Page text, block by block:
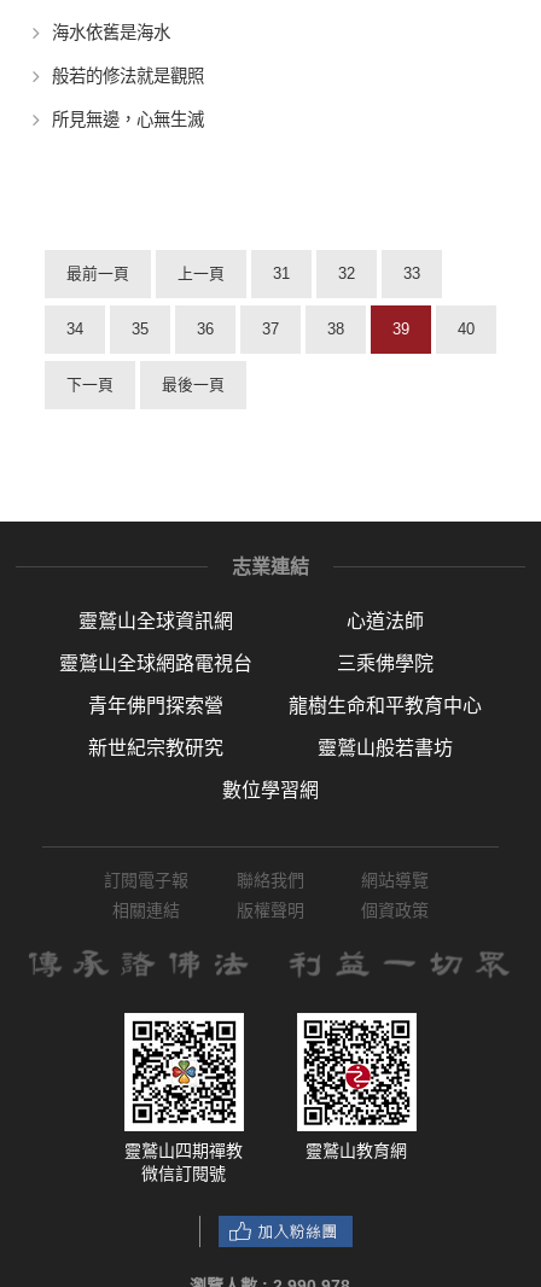
海水依舊是海水
般若的修法就是觀照
所見無邊，心無生滅
最前一頁 上一頁 31 32 33
34 35 36 37 38 39 40
下一頁 最後一頁
志業連結
靈鷲山全球資訊網 心道法師
靈鷲山全球網路電視台 三乘佛學院
青年佛門探索營 龍樹生命和平教育中心
新世紀宗教研究 靈鷲山般若書坊
數位學習網
訂閱電子報 聯絡我們
網站導覽
相關連結
版權聲明 個資政策
靈鷲山四期禪教
微信訂閱號
靈鷲山教育網